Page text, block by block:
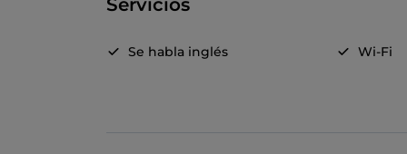
Servicios
Se habla inglés Wi-Fi